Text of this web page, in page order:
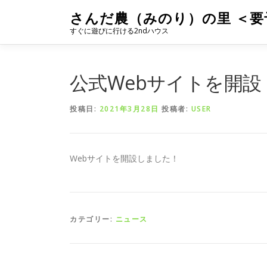
ン
さんだ農（みのり）の里 ＜要
すぐに遊びに行ける2ndハウス
公式Webサイトを開設
投稿日: 2021年3月28日 投稿者: USER
Webサイトを開設しました！
カテゴリー: ニュース